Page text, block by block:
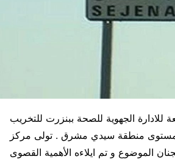
للادارة الجهوية للصحة ببنزرت للتخريب
مستوى منطقة سيدي مشرق . تولى مركز
الموضوع و تم ايلاءه الأهمية القصوى